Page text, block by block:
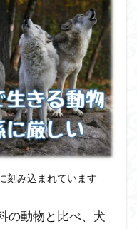
刻み込まれています
の動物と比べ、犬